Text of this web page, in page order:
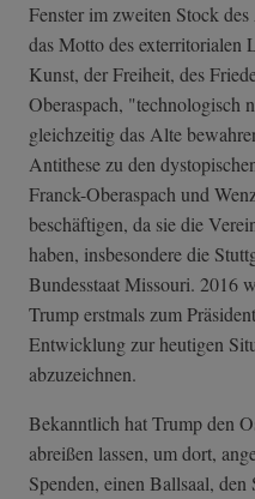
Fenster im zweiten Stock
das Motto des exterritorialen
Kunst, der Freiheit, des
Oberaspach, "technologisch
gleichzeitig das Alte
Antithese zu den
Franck-Oberaspach und
beschäftigen, da sie die
haben, insbesondere die
Bundesstaat Missouri. 2016
Trump erstmals zum
Entwicklung zur heutigen
abzuzeichnen.
Bekanntlich hat Trump den
abreißen lassen, um dort,
Spenden, einen Ballsaal,